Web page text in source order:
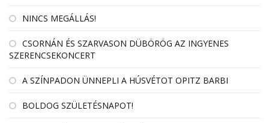
NINCS MEGÁLLÁS!
CSORNÁN ÉS SZARVASON DÜBÖRÖG AZ INGYENES
SZERENCSEKONCERT
A SZÍNPADON ÜNNEPLI A HÚSVÉTOT OPITZ BARBI
BOLDOG SZÜLETÉSNAPOT!